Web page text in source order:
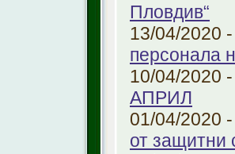
Пловдив“
13/04/2020 -
персонала
10/04/2020 -
АПРИЛ
01/04/2020 -
от защитни